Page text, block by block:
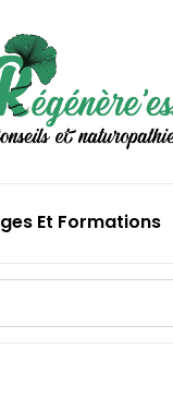
Et Formations